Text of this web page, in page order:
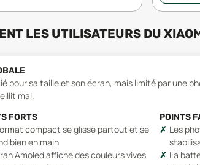
LES UTILISATEURS DU
pour sa taille et son écran, mais limité par une
mal.
FORTS
compact se glisse partout et se
bien en main
Amoled affiche des couleurs vives
POINTS
Les
La